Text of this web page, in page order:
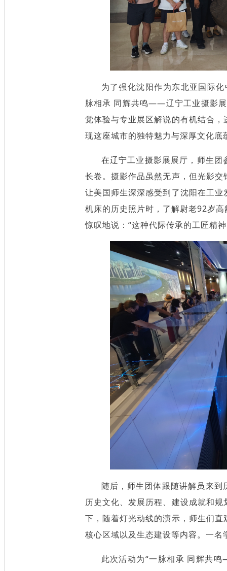
为了强化沈阳作为东北亚国际
脉相承 同辉共鸣——辽宁工业摄影
觉体验与专业展区解说的有机结合
现这座城市的独特魅力与深厚文化底
在辽宁工业摄影展展厅，师生
长卷。摄影作品虽然无声，但光影
让美国师生深深感受到了沈阳在工
机床的历史照片时，了解尉老92岁
惊叹地说：“这种代际传承的工匠精
随后，师生团体跟随讲解员来
历史文化、发展历程、建设成就和
下，随着灯光动线的演示，师生们
核心区域以及生态建设等内容。一名
此次活动为“一脉相承 同辉共